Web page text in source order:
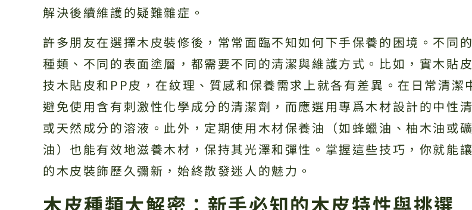
解決後續維護的疑難雜症。
許多朋友在選擇木皮裝修後，常常面臨不知如何下手保養的困境。不同
種類、不同的表面塗層，都需要不同的清潔與維護方式。比如，實木貼
技木貼皮和PP皮，在紋理、質感和保養需求上就各有差異。在日常清潔
避免使用含有刺激性化學成分的清潔劑，而應選用專爲木材設計的中性
或天然成分的溶液。此外，定期使用木材保養油（如蜂蠟油、柚木油或
油）也能有效地滋養木材，保持其光澤和彈性。掌握這些技巧，你就能
的木皮裝飾歷久彌新，始終散發迷人的魅力。
木皮種類大解密：新手必知的木皮特性與挑選